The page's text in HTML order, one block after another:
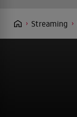
Streaming